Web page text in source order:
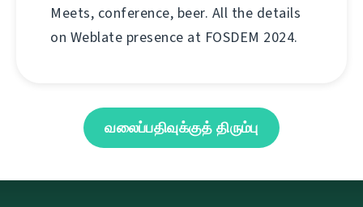
Meets, conference, beer. All the details
on Weblate presence at FOSDEM 2024.
வலைப்பதிவுக்குத் திரும்பு